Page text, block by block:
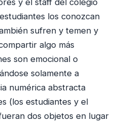
los conozcan
sufren y temen y
algo más
son emocional o
solamente a
numérica abstracta
(los estudiantes y el
dos objetos en lugar